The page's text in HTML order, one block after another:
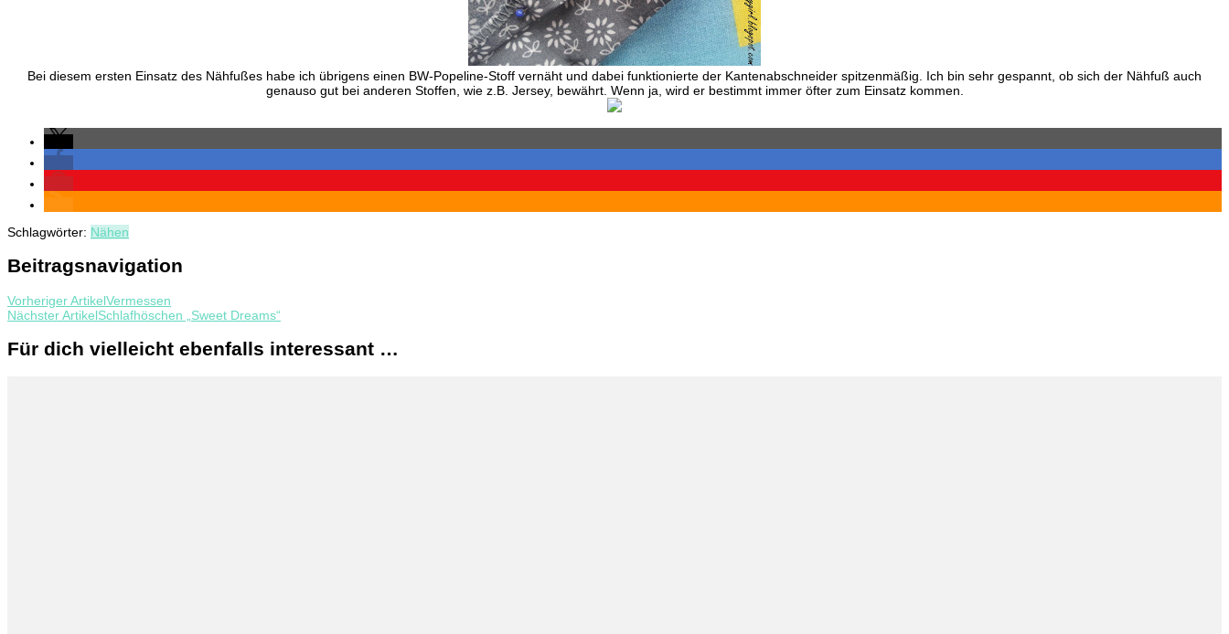
Bei diesem ersten Einsatz des Nähfußes habe ich übrigens einen BW-Popeline-Stoff vernäht und dabei funktionierte der Kantenabschneider spitzenmäßig. Ich bin sehr gespannt, ob sich der Nähfuß auch
genauso gut bei anderen Stoffen, wie z.B. Jersey, bewährt. Wenn ja, wird er bestimmt immer öfter zum Einsatz kommen.
Schlagwörter: Nähen
Beitragsnavigation
Vorheriger ArtikelVermessen
Nächster ArtikelSchlafhöschen „Sweet Dreams“
Für dich vielleicht ebenfalls interessant …